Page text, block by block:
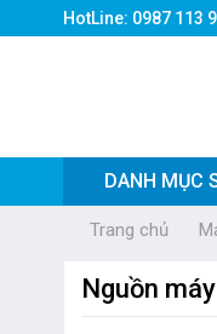
HotLine: 0987 113
DANH MỤC
Trang chủ
Nguồn